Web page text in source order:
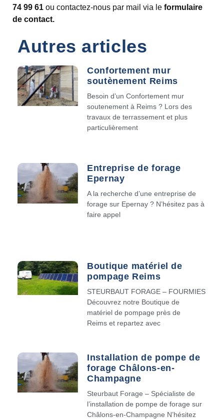
74 99 61 ou contactez-nous par mail via le formulaire
de contact.
Autres articles
Confortement mur
soutènement Reims
Besoin d’un Confortement mur
soutenement à Reims ? Lors des
travaux de terrassement et plus
particulièrement
Entreprise de forage
Epernay
A la recherche d’une entreprise de
forage sur Epernay ? N’hésitez pas à
faire appel
Boutique matériel de
pompage Reims
STEURBAUT FORAGE – FOURMIES
Découvrez notre Boutique de
matériel de pompage près de
Reims et repartez avec
Installation de pompe de
forage Châlons-en-
Champagne
Steurbaut Forage – Spécialiste de
l’installation de pompe de forage sur
Châlons-en-Champagne N’hésitez